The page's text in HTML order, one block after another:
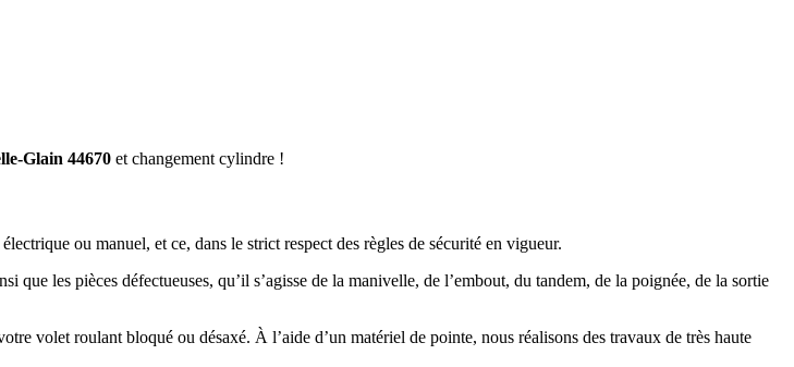
Glain 44670 et changement cylindre !
ou manuel, et ce, dans le strict respect des règles de sécurité en vigueur.
les pièces défectueuses, qu’il s’agisse de la manivelle, de l’embout, du tandem, de la poignée, de la sortie
volet roulant bloqué ou désaxé. À l’aide d’un matériel de pointe, nous réalisons des travaux de très haute